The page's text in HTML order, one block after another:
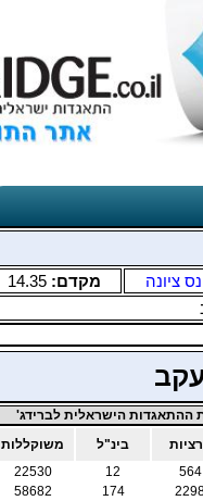
נס ציונה מקדם:14.35
ההתאגדות הישראלית לברידג'
בינ"ל
משוקללות
564
12
22530
174
58682